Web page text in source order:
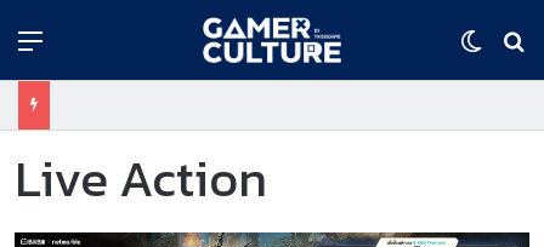
Live Action